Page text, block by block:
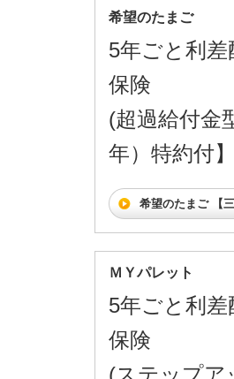
希望のたまご
5年ごと利
保険
(超過給付金
年）特約付
希望のたまご 【
ＭＹパレット
5年ごと利
保険
(ステップア